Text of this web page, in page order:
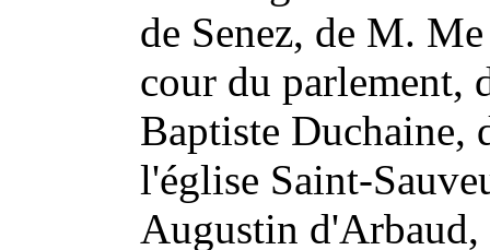
de Senez, de M.
cour du parlement,
Baptiste Duchaine,
l'église Saint-
Augustin d'Arbaud,